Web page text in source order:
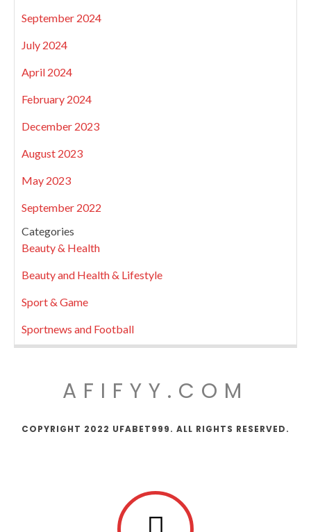
September 2024
July 2024
April 2024
February 2024
December 2023
August 2023
May 2023
September 2022
Categories
Beauty & Health
Beauty and Health & Lifestyle
Sport & Game
Sportnews and Football
AFIFYY.COM
COPYRIGHT 2022 UFABET999. ALL RIGHTS RESERVED.